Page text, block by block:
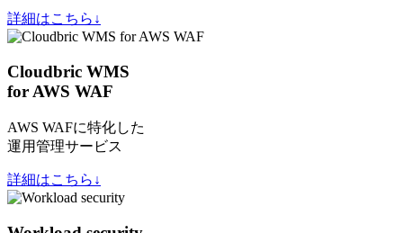
詳細はこちら↓
Cloudbric WMS
for AWS WAF
AWS WAFに特化した
運用管理サービス
詳細はこちら↓